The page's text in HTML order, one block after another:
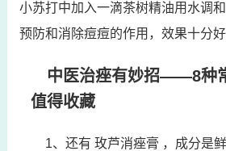
小苏打中加入一滴茶树精油用水调
预防和消除痘痘的作用，效果十分好
中医治痤有妙招——8种
值得收藏
1、还有 玫芦消痤膏 ，成分是